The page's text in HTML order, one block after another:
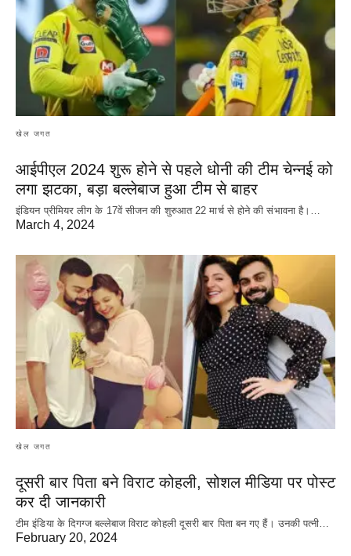
खेल जगत
आईपीएल 2024 शुरू होने से पहले धोनी की टीम चेन्नई को
लगा झटका, बड़ा बल्लेबाज हुआ टीम से बाहर
इंडियन प्रीमियर लीग के 17वें सीजन की शुरुआत 22 मार्च से होने की संभावना है।…
March 4, 2024
खेल जगत
दूसरी बार‌ पिता बने विराट कोहली, सोशल मीडिया पर पोस्ट
कर दी‌ जानकारी
टीम इंडिया के दिगग्ज बल्लेबाज विराट कोहली दूसरी बार पिता बन गए हैं। उनकी पत्नी…
February 20, 2024